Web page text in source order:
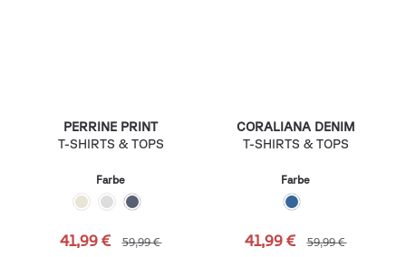
PERRINE PRINT
T-SHIRTS & TOPS
Farbe
41,99 € 59,99 €
CORALIANA DENIM
T-SHIRTS & TOPS
Farbe
41,99 € 59,99 €